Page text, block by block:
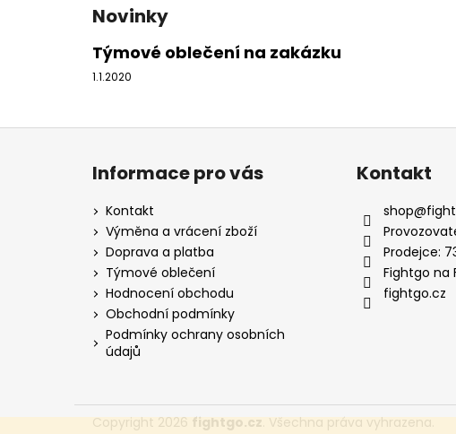
Novinky
Týmové oblečení na zakázku
1.1.2020
Z
Informace pro vás
Kontakt
Výměna a vrácení zboží
Doprava a platba
Týmové oblečení
Hodnocení obchodu
Obchodní podmínky
Podmínky ochrany osobních
údajů
Kontakt
shop@
Prodejce:
Fightgo na
fightgo.cz
Copyright 2026fightgo.cz. Všechna práva vyhrazena.